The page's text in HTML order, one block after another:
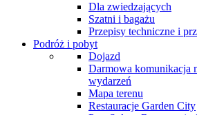
Dla zwiedzających
Szatni i bagażu
Przepisy techniczne i
Podróż i pobyt
Dojazd
Darmowa komunikacja
wydarzeń
Mapa terenu
Restauracje Garden City